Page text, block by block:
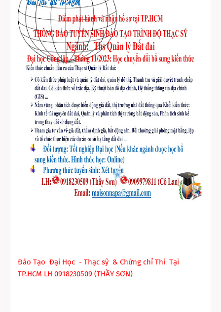
Đào Tạo Đại Học - Thạc sỹ & Chứng chỉ Thi Tại
TP.HCM LH 0918230509 (THẦY SƠN)